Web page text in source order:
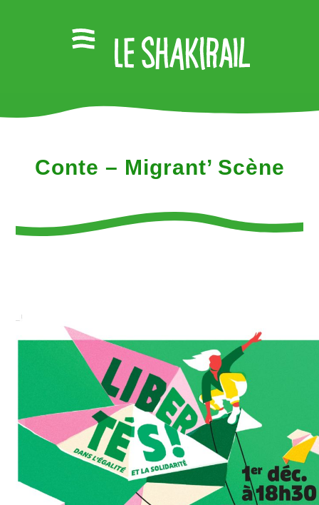
Conte – Migrant’ Scène